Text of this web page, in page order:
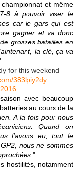
et même
8 à pouvoir viser le
car le gars qui est
gagner et va donc
grosses batailles en
la clé, ça va
for this weekend
383lpiy2dy
avec beaucoup
au cours de la
A la fois pour nous
Quand on
l'avons eu, tout le
nous ne sommes
"
hostilités, notamment